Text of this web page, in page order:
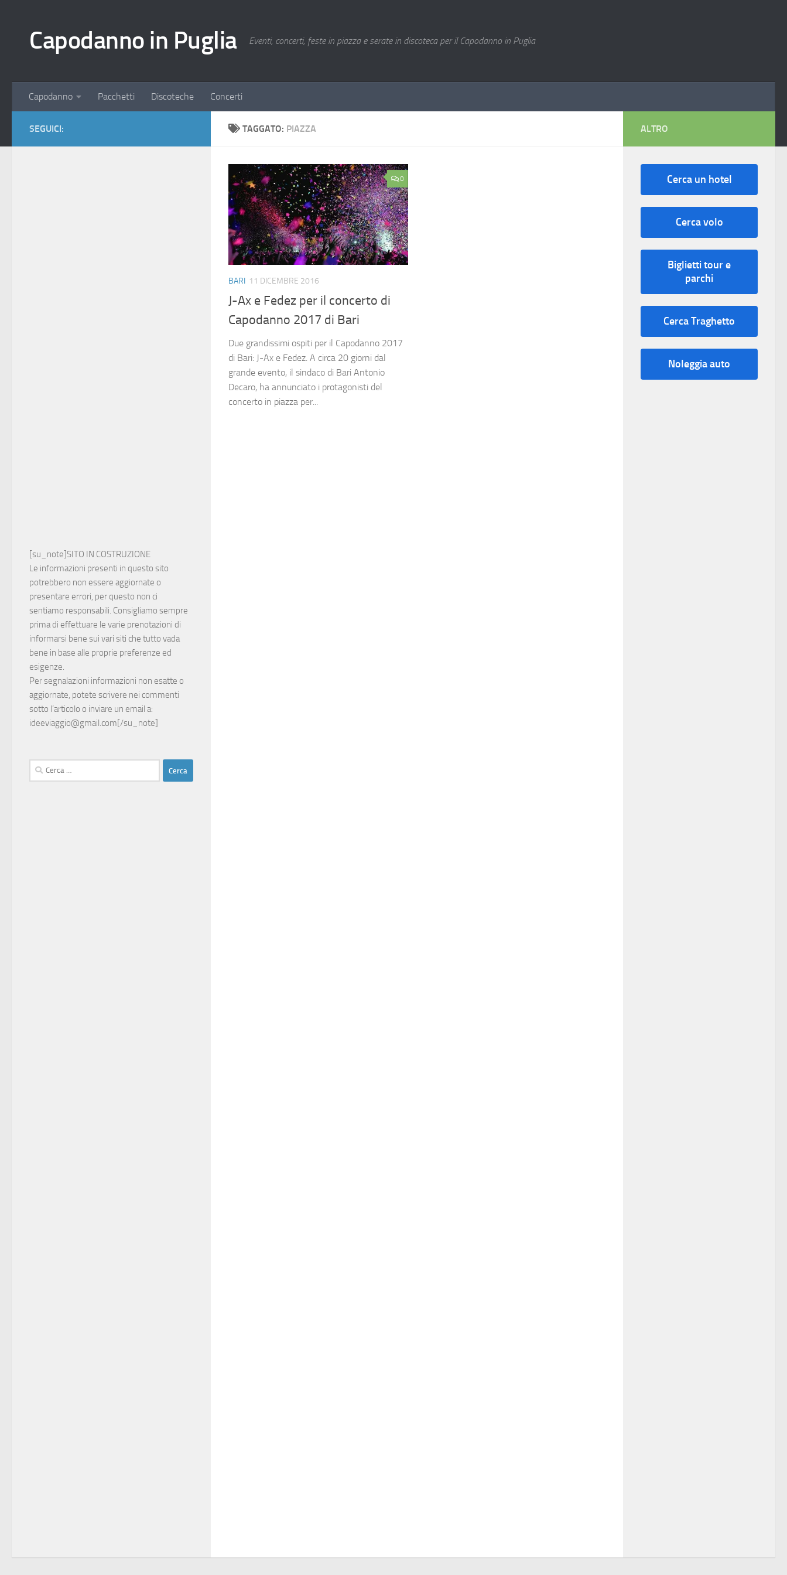
Capodanno in Puglia Eventi, concerti, feste in piazza e serate in discoteca per il Capodanno in Puglia
Capodanno Pacchetti Discoteche Concerti
TAGGATO: PIAZZA
0
BARI 11 DICEMBRE 2016
J-Ax e Fedez per il concerto di
Capodanno 2017 di Bari
Due grandissimi ospiti per il Capodanno 2017
di Bari: J-Ax e Fedez. A circa 20 giorni dal
grande evento, il sindaco di Bari Antonio
Decaro, ha annunciato i protagonisti del
concerto in piazza per...
SEGUICI:
[su_note]SITO IN COSTRUZIONE
Le informazioni presenti in questo sito
potrebbero non essere aggiornate o
presentare errori, per questo non ci
sentiamo responsabili. Consigliamo sempre
prima di effettuare le varie prenotazioni di
informarsi bene sui vari siti che tutto vada
bene in base alle proprie preferenze ed
esigenze.
Per segnalazioni informazioni non esatte o
aggiornate, potete scrivere nei commenti
sotto l’articolo o inviare un email a:
ideeviaggio@gmail.com[/su_note]
Ricerca
per:
ALTRO
Cerca un hotel
Cerca volo
Biglietti tour e
parchi
Cerca Traghetto
Noleggia auto